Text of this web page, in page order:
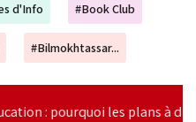
d'Info #Book Club
#Bilmokhtassar...
plus (Unesco) |